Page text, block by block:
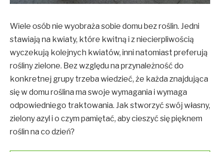
Wiele osób nie wyobraża sobie domu bez roślin. Jedni
stawiają na kwiaty, które kwitną i z niecierpliwością
wyczekują kolejnych kwiatów, inni natomiast preferują
rośliny zielone. Bez względu na przynależność do
konkretnej grupy trzeba wiedzieć, że każda znajdująca
się w domu roślina ma swoje wymagania i wymaga
odpowiedniego traktowania. Jak stworzyć swój własny,
zielony azyl i o czym pamiętać, aby cieszyć się pięknem
roślin na co dzień?